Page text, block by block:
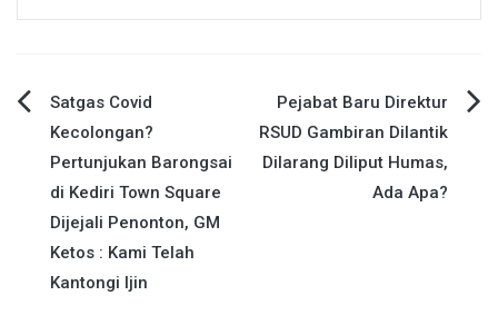
Navigasi
pos
Satgas Covid
Kecolongan?
Pertunjukan Barongsai
di Kediri Town Square
Dijejali Penonton, GM
Ketos : Kami Telah
Kantongi Ijin
Pejabat Baru Direktur
RSUD Gambiran Dilantik
Dilarang Diliput Humas,
Ada Apa?